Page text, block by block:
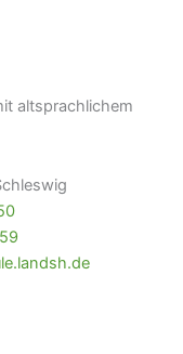
altsprachlichem